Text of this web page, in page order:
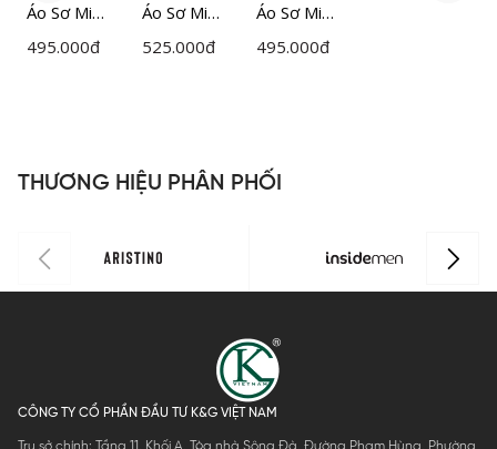
Áo Sơ Mi
Nam
495.000đ
Áo Sơ Mi
Nam Trắng
525.000đ
Áo Sơ Mi
Nam
495.000đ
THƯƠNG HIỆU PHÂN PHỐI
CÔNG TY CỔ PHẦN ĐẦU TƯ K&G VIỆT NAM
Trụ sở chính: Tầng 11, Khối A, Tòa nhà Sông Đà, Đường Phạm Hùng, Phường